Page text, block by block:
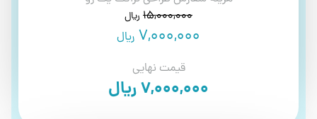
15,000,000 ریال
7,000,000 ریال
قیمت نهایی
7,000,000ریال